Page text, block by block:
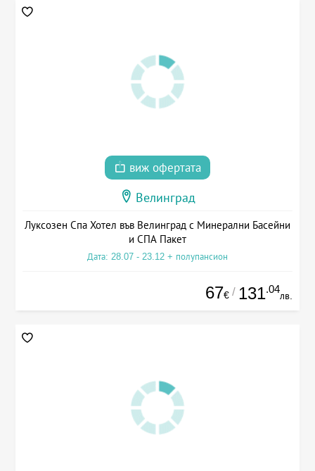
виж офертата
Велинград
Луксозен Спа Хотел във Велинград с Минерални Басейни
и СПА Пакет
Дата: 28.07 - 23.12 + полупансион
67€ / 131.04
лв.